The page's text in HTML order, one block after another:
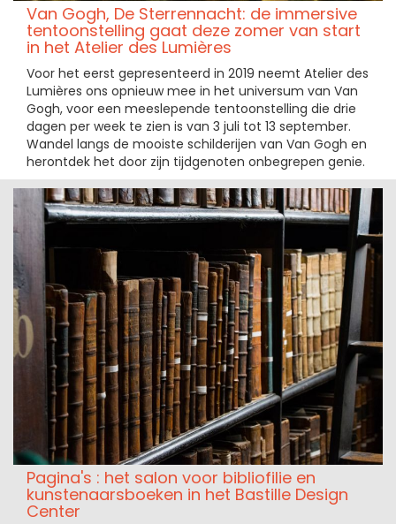
Van Gogh, De Sterrennacht: de immersive
tentoonstelling gaat deze zomer van start
in het Atelier des Lumières
Voor het eerst gepresenteerd in 2019 neemt Atelier des
Lumières ons opnieuw mee in het universum van Van
Gogh, voor een meeslepende tentoonstelling die drie
dagen per week te zien is van 3 juli tot 13 september.
Wandel langs de mooiste schilderijen van Van Gogh en
herontdek het door zijn tijdgenoten onbegrepen genie.
Pagina's : het salon voor bibliofilie en
kunstenaarsboeken in het Bastille Design
Center